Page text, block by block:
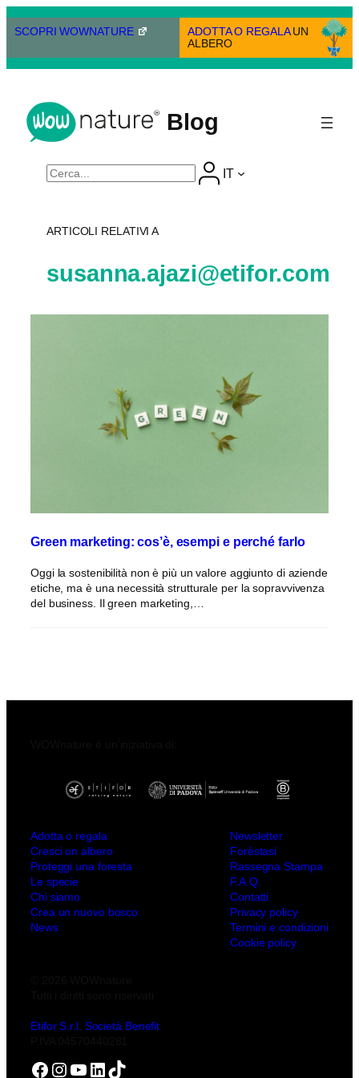
Vai
alSCOPRI WOWNATURE ADOTTA O REGALAUN
ALBERO
Blog
Cerca IT
ARTICOLI RELATIVI A
susanna.ajazi@etifor.com
Green marketing: cos’è, esempi e perché farlo
Oggi la sostenibilità non è più un valore aggiunto di aziende
etiche, ma è una necessità strutturale per la sopravvivenza
del business. Il green marketing,…
Adotta o regala
Cresci un albero
Proteggi una foresta
Le specie
Chi siamo
Crea un nuovo bosco
News
Newsletter
Forèstasi
Rassegna Stampa
F.A.Q.
Contatti
Privacy policy
Termini e condizioni
Cookie policy
Etifor S.r.l. Società Benefit
Facebook
Instagram
YouTube
LinkedIn
TikTok